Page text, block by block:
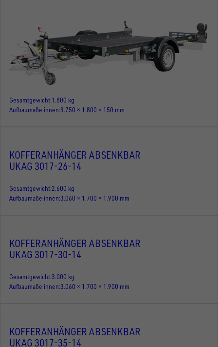
Gesamtgewicht 1.800 kg
Aufbaumaße innen 3.750 × 1.800 × 150 mm
KOFFERANHÄNGER ABSENKBAR
UKAG 3017-26-14
Gesamtgewicht 2.600 kg
Aufbaumaße innen 3.060 × 1.700 × 1.900 mm
KOFFERANHÄNGER ABSENKBAR
UKAG 3017-30-14
Gesamtgewicht3.000 kg
Aufbaumaße innen 3.060 × 1.700 × 1.900 mm
KOFFERANHÄNGER ABSENKBAR
UKAG 3017-35-14